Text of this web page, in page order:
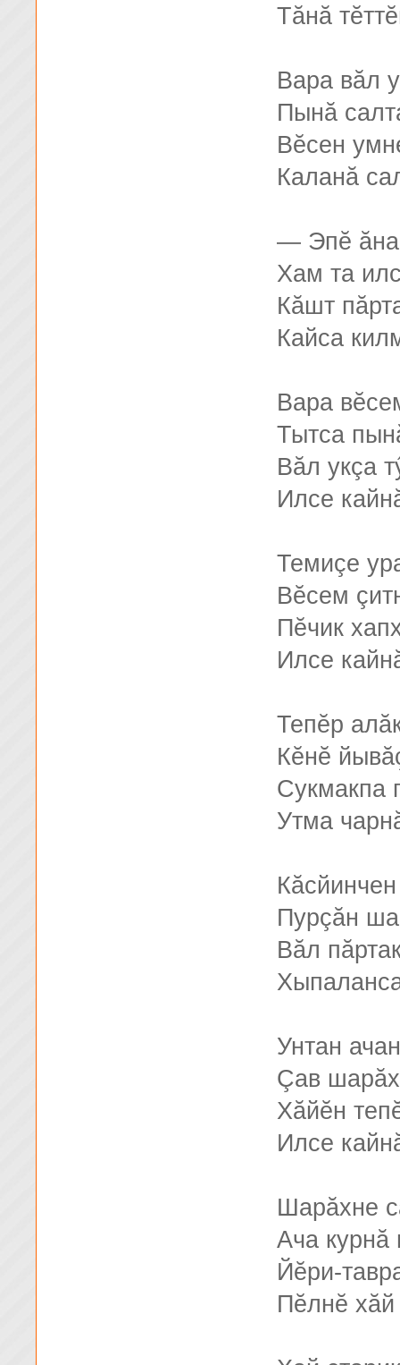
Тăнă
Вара вăл
Пынă
Вĕсен
Каланă
— Эпĕ ăна
Хам та
Кăшт
Кайса
Вара
Тытса
Вăл укçа
Илсе
Темиçе
Вĕсем
Пĕчик
Илсе
Тепĕр
Кĕнĕ
Сукмакпа
Утма
Пурçăн
Вăл
Унтан
Çав
Хăйĕн
Илсе
Шарăхне
Ача курнă
Йĕри-
Пĕлнĕ